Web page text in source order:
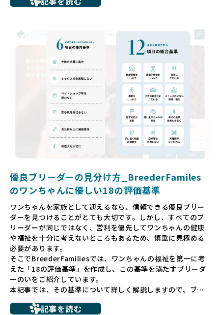
ち、健康面や社会性に問題を抱えていたり、またブリーダー
いるというケースもあります。こうした問題は、消費者にと
っても大きな負担であり、ワンちゃん自身にとっても非常に
だからこそ、私たちは正しい情報と安心して選べる場所を提
供すべきだと考えています。BreederFamiliesでは、ワンち
ゃんを家族のように愛する「優良ブリーダー」のみを独自の
厳しい基準で厳選し、その評価基準や評価結果をオープンに
しています。これにより、消費者の皆様が安心して子犬やブ
リーダーを選べる環境を整えています。
そして、消費者の皆様が正しい情報をもとに優良ブリーダー
を求めることで、ワンちゃんを家族のように愛する優良ブリ
ーダーが増え、営利優先の「悪徳ブリーダー」が自然と淘汰
される社会を目指しています。目の前の子犬だけでなく、親
ゃんに優しい世界を築いていきたいと考えています。
長するための環境が十分に整っていない場合が多く、販売ま
での間に過密な環境や長距離移動のストレスを受けることが
少なくありません。このような環境は、健康リスクや社会性
の問題につながりやすく、ワンちゃんにとっても望ましいと
は言えません。
こうした背景から、BreederFamiliesはペットショップを介
さない直接販売を採用するとともに、ペットオークションや
ペットショップを利用するブリーダーの掲載も行ってしませ
ん。
ペットショップを避けた方がいい理由の詳細はこちら
優良ブリーダーの見分け方_BreederFamiles
のワンちゃんに優しい18の評価基準
ワンちゃんを家族として迎えるなら、信頼できる優良ブリー
ダーを見つけることがとても大切です。しかし、すべてのブ
リーダーが同じではなく、営利を優先してワンちゃんの健康
や福祉を十分に考えないところもあるため、慎重に見極める
必要があります。
そこでBreederFamiliesでは、ワンちゃんの福祉を第一に考
えた「18の評価基準」を作成し、この基準を満たすブリーダ
ーのいをご紹介しています。
本記事では、その基準について詳しく解説しますので、ブリ
記事を読む